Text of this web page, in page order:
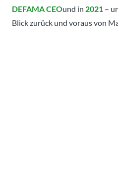
DEFAMA CEOund in 2021 –
Blick zurück und voraus von